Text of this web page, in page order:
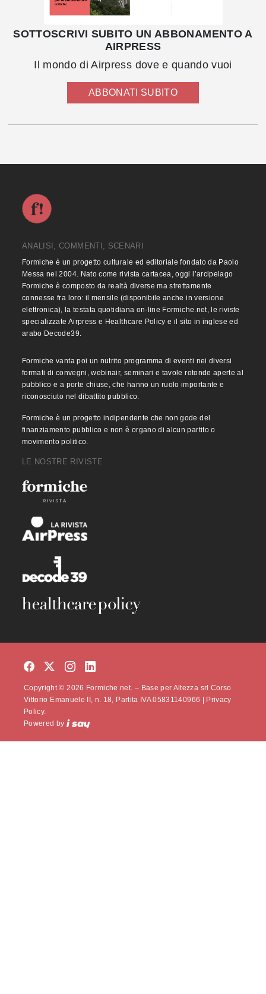
SOTTOSCRIVI SUBITO UN ABBONAMENTO A
AIRPRESS
Il mondo di Airpress dove e quando vuoi
ABBONATI SUBITO
ANALISI, COMMENTI, SCENARI
Formiche è un progetto culturale ed editoriale fondato da Paolo
Messa nel 2004. Nato come rivista cartacea, oggi l’arcipelago
Formiche è composto da realtà diverse ma strettamente
connesse fra loro: il mensile (disponibile anche in versione
elettronica), la testata quotidiana on-line Formiche.net, le riviste
specializzate Airpress e Healthcare Policy e il sito in inglese ed
arabo Decode39.
Formiche vanta poi un nutrito programma di eventi nei diversi
formati di convegni, webinair, seminari e tavole rotonde aperte al
pubblico e a porte chiuse, che hanno un ruolo importante e
riconosciuto nel dibattito pubblico.
Formiche è un progetto indipendente che non gode del
finanziamento pubblico e non è organo di alcun partito o
movimento politico.
LE NOSTRE RIVISTE
Copyright © 2026 Formiche.net. – Base per Altezza srl Corso
Vittorio Emanuele II, n. 18, Partita IVA 05831140966 | Privacy
Policy.
Powered by